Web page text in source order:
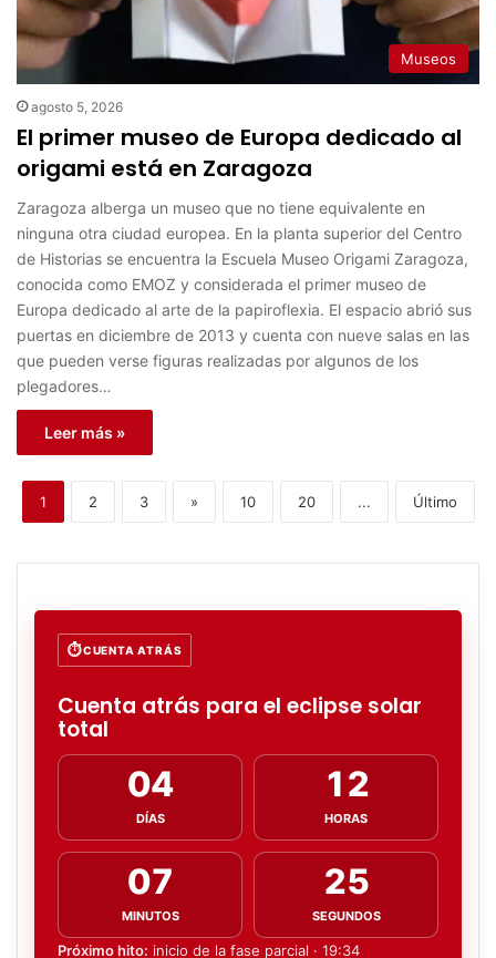
Museos
agosto 5, 2026
El primer museo de Europa dedicado al
origami está en Zaragoza
Zaragoza alberga un museo que no tiene equivalente en
ninguna otra ciudad europea. En la planta superior del Centro
de Historias se encuentra la Escuela Museo Origami Zaragoza,
conocida como EMOZ y considerada el primer museo de
Europa dedicado al arte de la papiroflexia. El espacio abrió sus
puertas en diciembre de 2013 y cuenta con nueve salas en las
que pueden verse figuras realizadas por algunos de los
plegadores…
Leer más »
1 2 3 » 10 20 ... Último
CUENTA ATRÁS
Cuenta atrás para el eclipse solar
total
04
DÍAS
12
HORAS
07
MINUTOS
24
SEGUNDOS
Próximo hito: inicio de la fase parcial · 19:34